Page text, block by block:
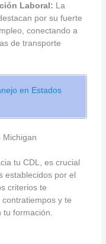
Laboral: La
por su fuerte
conectando a
de transporte
en Estados
Michigan
tu CDL, es crucial
establecidos por el
criterios te
y te
formación.